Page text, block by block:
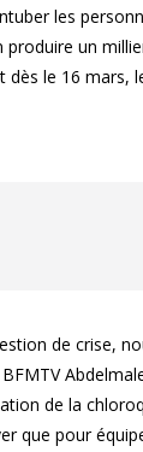
les
produire un
dès le 16 mars,
de crise,
de la
que pour